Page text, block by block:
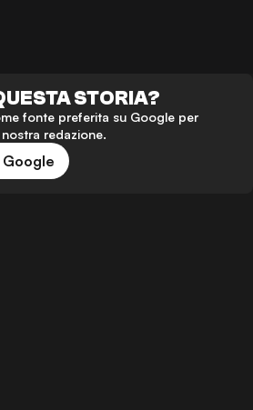
STORIA?
fonte preferita su Google per
redazione.
Google